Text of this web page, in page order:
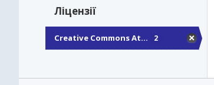
Ліцензії
Creative Commons At... 2